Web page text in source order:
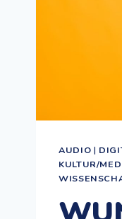
AUDIO |
KULTUR/